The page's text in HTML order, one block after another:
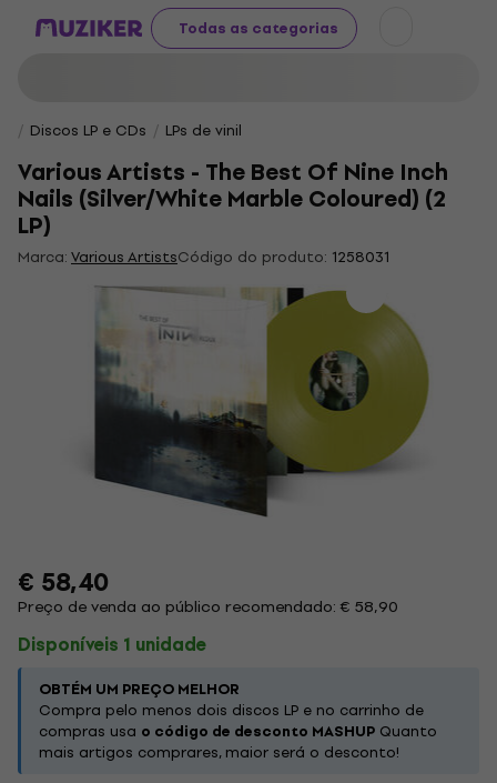
Todas as categorias
Discos LP e CDs LPs de vinil
Various Artists - The Best Of Nine Inch
Nails (Silver/White Marble Coloured) (2
LP)
Marca:Various ArtistsCódigo do produto: 1258031
€ 58,40
Preço de venda ao público recomendado: € 58,90
Disponíveis 1 unidade
OBTÉM UM PREÇO MELHOR
Compra pelo menos dois discos LP e no carrinho de
compras usa o código de desconto MASHUP Quanto
mais artigos comprares, maior será o desconto!